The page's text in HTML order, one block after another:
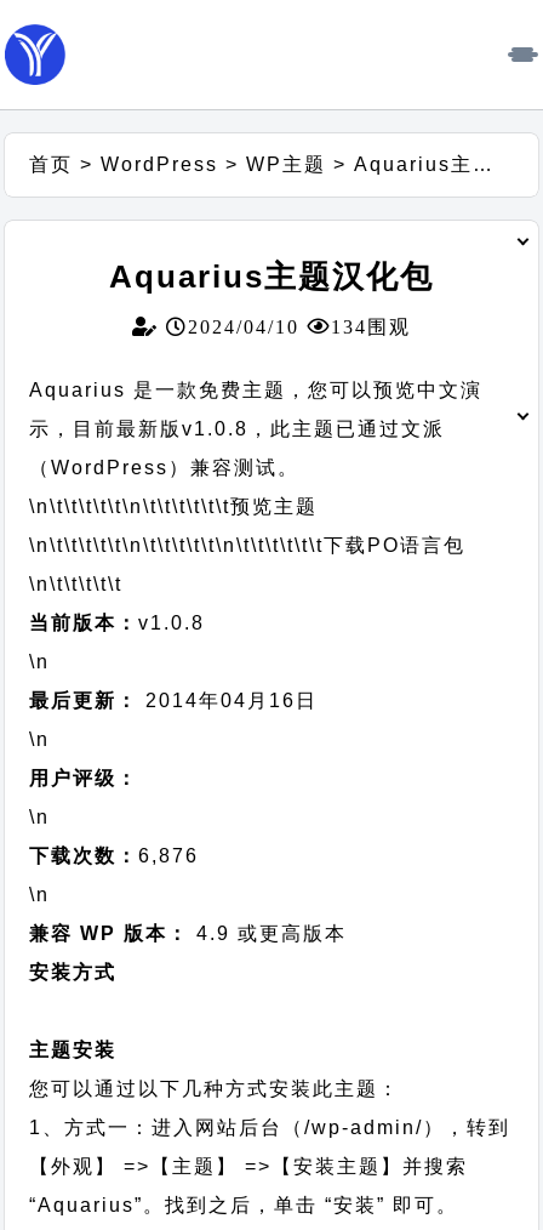
首页 >WordPress >WP主题 >Aquarius主题汉化包
Aquarius主题汉化包
2024/04/10 134围观
Aquarius 是一款免费主题，您可以预览中文演
示，目前最新版v1.0.8，此主题已通过文派
（WordPress）兼容测试。
\n\t\t\t\t\t\n\t\t\t\t\t\t预览主题
\n\t\t\t\t\t\n\t\t\t\t\t\n\t\t\t\t\t\t下载PO语言包
\n\t\t\t\t\t
当前版本：v1.0.8
\n
最后更新：
2014年04月16日
\n
用户评级：
\n
下载次数：6,876
\n
兼容 WP 版本：
4.9 或更高版本
安装方式
主题安装
您可以通过以下几种方式安装此主题：
1、方式一：进入网站后台（/wp-admin/），转到
【外观】 =>【主题】 =>【安装主题】并搜索
“Aquarius”。找到之后，单击 “安装” 即可。